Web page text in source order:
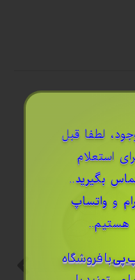
لطفا قبل
استعلام
بگیرید..
و واتساپ
هستیم..
پیبا فروشگاه